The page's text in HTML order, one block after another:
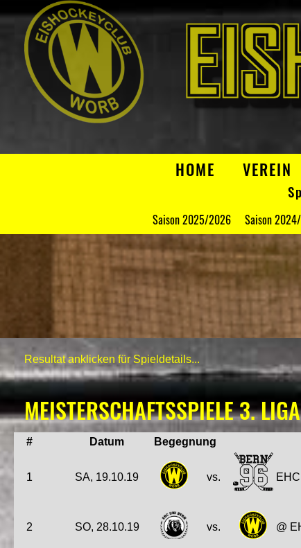
HOME VEREIN
Saison 2025/2026 Saison
Resultat anklicken für Spieldetails...
MEISTERSCHAFTSSPIELE 3.
# Datum Begegnung
1 SA, 19.10.19 vs.
2 SO, 28.10.19 vs. @